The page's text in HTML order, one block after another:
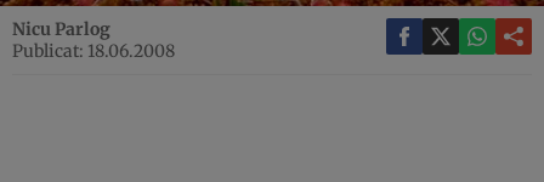
Nicu Parlog
Publicat: 18.06.2008